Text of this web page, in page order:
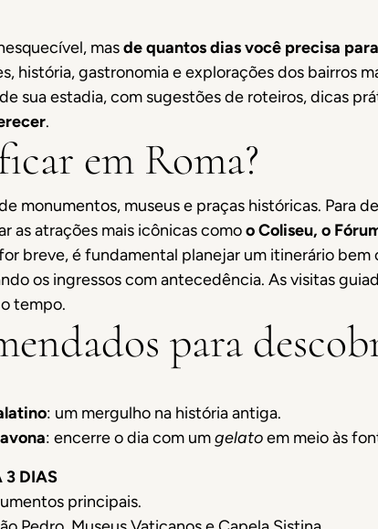
masde quantos dias você precisa
história, gastronomia e explorações dos bairros
sua estadia, com sugestões de roteiros, dicas
.
em Roma?
monumentos, museus e praças históricas. Para
as atrações mais icônicas comoo Coliseu, o
breve, é fundamental planejar um itinerário
os ingressos com antecedência. As visitas
tempo.
para
: um mergulho na história antiga.
: encerre o dia com umgelatoem meio às
3 DIAS
principais.